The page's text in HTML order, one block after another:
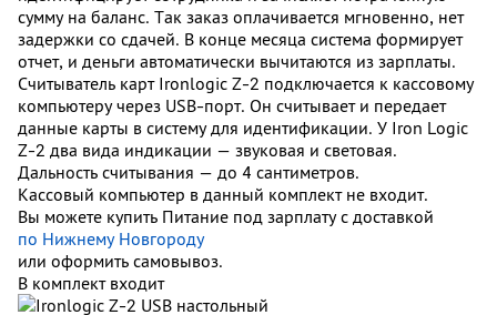
сумму на баланс. Так заказ оплачивается мгновенно, нет
задержки со сдачей. В конце месяца система формирует
отчет, и деньги автоматически вычитаются из зарплаты.
Считыватель карт Ironlogic Z-2 подключается к кассовому
компьютеру через USB-порт. Он считывает и передает
данные карты в систему для идентификации. У Iron Logic
Z-2 два вида индикации — звуковая и световая.
Дальность считывания — до 4 сантиметров.
Кассовый компьютер в данный комплект не входит.
Вы можете купить Питание под зарплату с доставкой
по Нижнему Новгороду
или оформить самовывоз.
В комплект входит